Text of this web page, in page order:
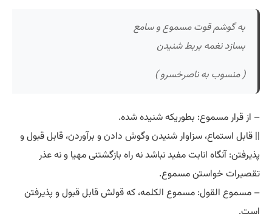
به گوشم قوت مسموع و سامع
بسازد نغمه بربط شنیدن
( منسوب به ناصرخسرو )
– از قرار مسموع: بطوریکه شنیده شده.
|| قابل استماع، سزاوار شنیدن وگوش دادن و برآوردن، قابل قبول و
پذیرفتن: آنگاه انابت مفید نباشد نه راه بازگشتنی مهیا و نه عذر
تقصیرات خواستن مسموع.
– مسموع القول: مسموع الکلمه، که قولش قابل قبول و پذیرفتن
است.